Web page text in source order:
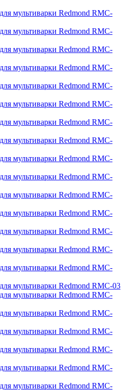
мультиварки Redmond RMC-
мультиварки Redmond RMC-
мультиварки Redmond RMC-
мультиварки Redmond RMC-
мультиварки Redmond RMC-
мультиварки Redmond RMC-
мультиварки Redmond RMC-
мультиварки Redmond RMC-
мультиварки Redmond RMC-
мультиварки Redmond RMC-
мультиварки Redmond RMC-
мультиварки Redmond RMC-
мультиварки Redmond RMC-
мультиварки Redmond RMC-
мультиварки Redmond RMC-
мультиварки Redmond RMC-03
мультиварки Redmond RMC-
мультиварки Redmond RMC-
мультиварки Redmond RMC-
мультиварки Redmond RMC-
мультиварки Redmond RMC-
мультиварки Redmond RMC-